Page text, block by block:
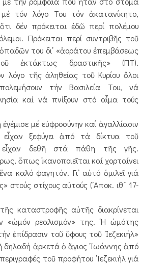
τόν λόγο Του τόν ἀκατανίκητο,
δέν πρόκειται ἐδῶ περί πολέμου
Πρόκειται περί συντριβῆς τοῦ
ὀπαδῶν του δι᾿ «ἀοράτου ἐπεμβάσεως
ἐκτάκτως δραστικῆς» (ΠΤ).
λόγο τῆς ἀληθείας τοῦ Κυρίου ὅλοι
τήν Βασιλεία Του, νά
καί νά πνίξουν στό αἷμα τούς
μέ εὐφροσύνην καί ἀγαλλίασιν
εἶχαν ξεφύγει ἀπό τά δίκτυα τοῦ
εἶχαν δεθῆ στά πάθη τῆς γῆς.
ὅπως ἱκανοποιεῖται καί χορταίνει
καλό φαγητόν. Γι᾿ αὐτό ὁμιλεῖ γιά
στούς στίχους αὐτούς (᾿Αποκ. ιθ´ 17-
αὐτῆς διακρίνεται
«ὠμόν ρεαλισμόν» της. ῾Η ὠμότης
ἐπίδρασιν τοῦ ὕφους τοῦ ᾿Ιεζεκιήλ»
δηλαδή ἀρκετά ὁ ἅγιος ᾿Ιωάννης ἀπό
τοῦ προφήτου ᾿Ιεζεκιήλ γιά